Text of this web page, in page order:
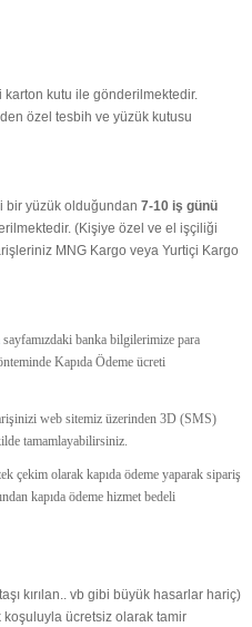
kutu ile gönderilmektedir.
özel tesbih ve yüzük kutusu
bir yüzük olduğundan 7-10 iş günü
(Kişiye özel ve el işçiliği
MNG Kargo veya Yurtiçi Kargo
sayfamızdaki banka bilgilerimize para
Kapıda Ödeme ücreti
web sitemiz üzerinden 3D (SMS)
tamamlayabilirsiniz.
çekim olarak kapıda ödeme yaparak sipariş
kapıda ödeme hizmet bedeli
kırılan.. vb gibi büyük hasarlar hariç)
ücretsiz olarak tamir